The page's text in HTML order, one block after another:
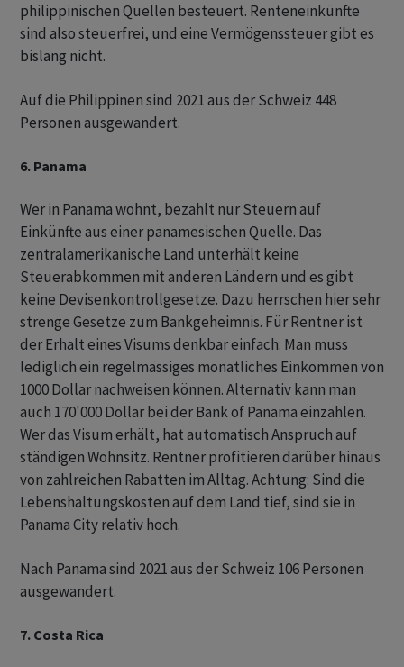
philippinischen Quellen besteuert. Renteneinkünfte
sind also steuerfrei, und eine Vermögenssteuer gibt es
bislang nicht.
Auf die Philippinen sind 2021 aus der Schweiz 448
Personen ausgewandert.
6. Panama
Wer in Panama wohnt, bezahlt nur Steuern auf
Einkünfte aus einer panamesischen Quelle. Das
zentralamerikanische Land unterhält keine
Steuerabkommen mit anderen Ländern und es gibt
keine Devisenkontrollgesetze. Dazu herrschen hier sehr
strenge Gesetze zum Bankgeheimnis. Für Rentner ist
der Erhalt eines Visums denkbar einfach: Man muss
lediglich ein regelmässiges monatliches Einkommen von
1000 Dollar nachweisen können. Alternativ kann man
auch 170'000 Dollar bei der Bank of Panama einzahlen.
Wer das Visum erhält, hat automatisch Anspruch auf
ständigen Wohnsitz. Rentner profitieren darüber hinaus
von zahlreichen Rabatten im Alltag. Achtung: Sind die
Lebenshaltungskosten auf dem Land tief, sind sie in
Panama City relativ hoch.
Nach Panama sind 2021 aus der Schweiz 106 Personen
ausgewandert.
7. Costa Rica